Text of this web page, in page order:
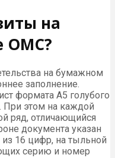
на
ОМС?
на бумажном
заполнение.
формата А5 голубого
При этом на каждой
ряд, отличающийся
документа указан
16 цифр, на тыльной
серию и номер